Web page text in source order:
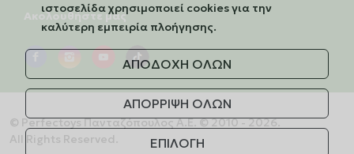
Ακολουθήστε μας
© Perfectoys Πανταζόπουλος Α.Ε. © 2010 - 2026.
All Rights Reserved.
ιστοσελίδα χρησιμοποιεί cookies για την
καλύτερη εμπειρία πλοήγησης.
ΑΠΟΔΟΧΗ ΟΛΩΝ
ΑΠΟΡΡΙΨΗ ΟΛΩΝ
ΕΠΙΛΟΓΗ